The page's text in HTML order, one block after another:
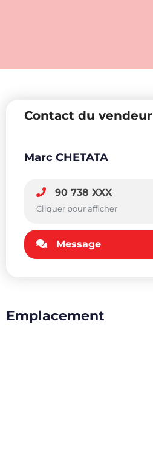
Contact du vendeur
Marc CHETATA
90 738 XXX
Cliquer pour afficher
Message
Emplacement